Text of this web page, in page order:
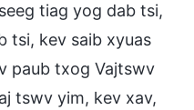
tiag yog dab tsi,
tsi, kev saib xyuas
paub txog Vajtswv
tswv yim, kev xav,